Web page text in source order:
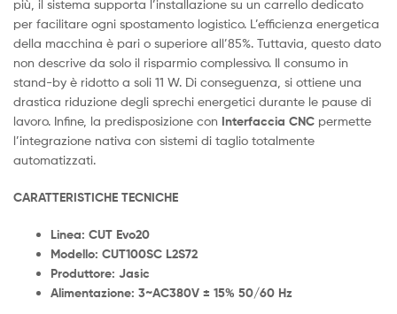
più, il sistema supporta l’installazione su un carrello dedicato
per facilitare ogni spostamento logistico. L’efficienza energetica
della macchina è pari o superiore all’85%. Tuttavia, questo dato
non descrive da solo il risparmio complessivo. Il consumo in
stand-by è ridotto a soli 11 W. Di conseguenza, si ottiene una
drastica riduzione degli sprechi energetici durante le pause di
lavoro. Infine, la predisposizione con Interfaccia CNC permette
l’integrazione nativa con sistemi di taglio totalmente
automatizzati.
CARATTERISTICHE TECNICHE
Linea: CUT Evo20
Modello: CUT100SC L2S72
Produttore: Jasic
Alimentazione: 3~AC380V ± 15% 50/60 Hz